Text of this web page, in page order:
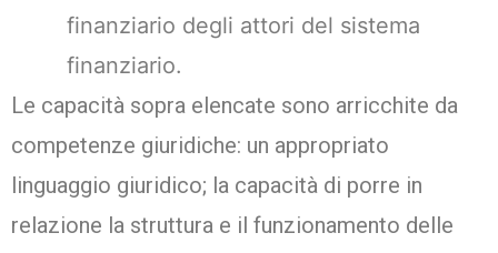
finanziario degli attori del sistema
finanziario.
Le capacità sopra elencate sono arricchite da
competenze giuridiche: un appropriato
linguaggio giuridico; la capacità di porre in
relazione la struttura e il funzionamento delle